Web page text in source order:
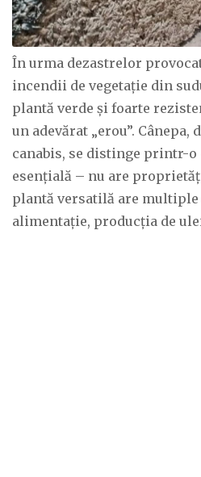
În urma dezastrelor
incendii de vegetație din
plantă verde și foarte
un adevărat „erou”.
canabis, se distinge printr-
esențială – nu are
plantă versatilă are
alimentație, producția de